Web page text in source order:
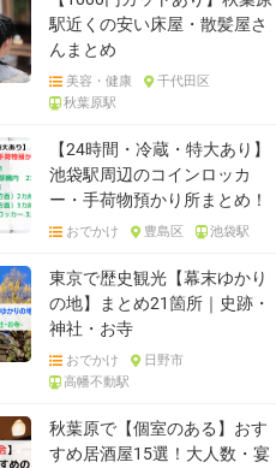
駅近くの安い床屋・散髪屋さ
んまとめ
美容・健康
千代田区
秋葉原駅
【24時間・冷蔵・特大あり】
池袋駅周辺のコインロッカ
ー・手荷物預かり所まとめ！
おでかけ 豊島区 池袋駅
東京で歴史観光【幕末ゆかり
の地】まとめ21箇所｜史跡・
神社・お寺
おでかけ
日野市
高幡不動駅
秋葉原で【個室のある】おす
すめ居酒屋15選！大人数・宴